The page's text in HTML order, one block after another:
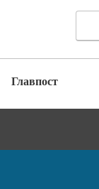
Главпост